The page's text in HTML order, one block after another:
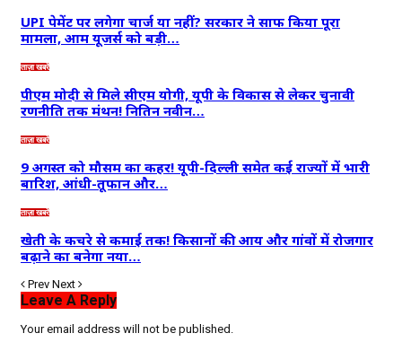
UPI पेमेंट पर लगेगा चार्ज या नहीं? सरकार ने साफ किया पूरा
मामला, आम यूजर्स को बड़ी…
ताज़ा खबरें
पीएम मोदी से मिले सीएम योगी, यूपी के विकास से लेकर चुनावी
रणनीति तक मंथन! नितिन नवीन…
ताज़ा खबरें
9 अगस्त को मौसम का कहर! यूपी-दिल्ली समेत कई राज्यों में भारी
बारिश, आंधी-तूफान और…
ताज़ा खबरें
खेती के कचरे से कमाई तक! किसानों की आय और गांवों में रोजगार
बढ़ाने का बनेगा नया…
Prev Next
Leave A Reply
Your email address will not be published.